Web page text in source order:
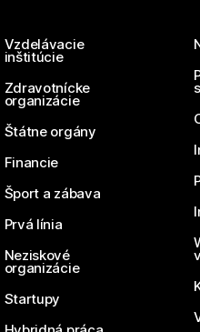
Vzdelávacie
inštitúcie
Zdravotnícke
organizácie
Štátne orgány
Financie
Šport a zábava
Prvá línia
Neziskové
organizácie
Startupy